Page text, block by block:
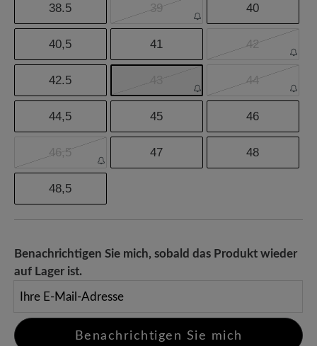
38.5 39 40
40,5 41 42
42.5 44
44,5 45 46
46,5 47 48
48,5
Benachrichtigen Sie mich, sobald das Produkt wieder
auf Lager ist.
Benachrichtigen Sie mich